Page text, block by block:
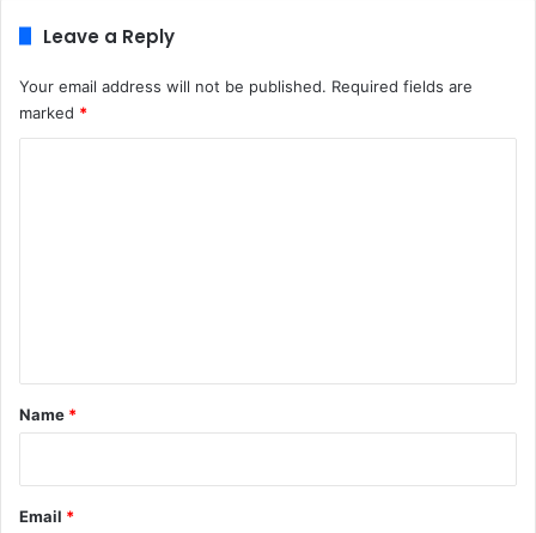
Leave a Reply
Your email address will not be published. Required fields are
marked *
*
Name *
Email *